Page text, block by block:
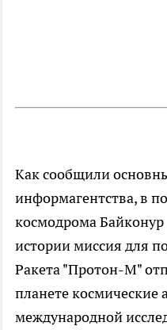
Как сообщили
информагентства, в
космодрома Байконур
истории миссия для
Ракета "Протон-М"
планете космические
международной